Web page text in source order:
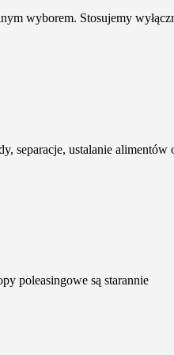
wyborem. Stosujemy
separacje, ustalanie alimentów
poleasingowe są starannie